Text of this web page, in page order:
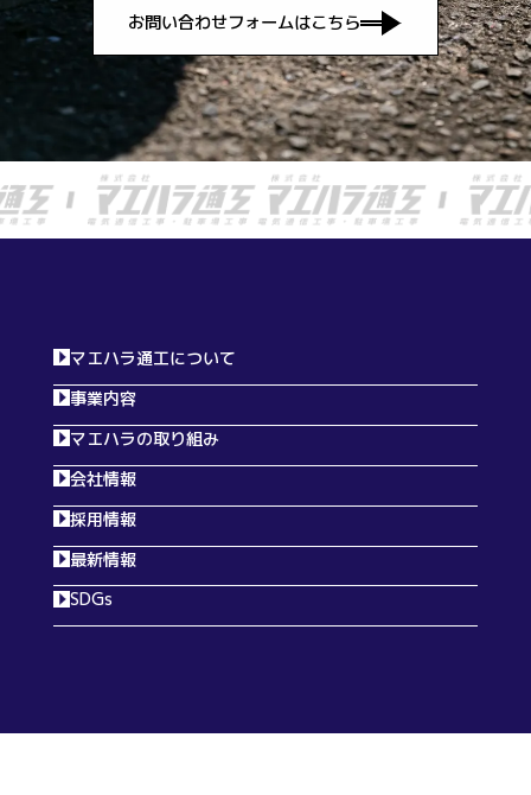
お問い合わせフォームはこちら
マエハラ通工について
事業内容
マエハラの取り組み
会社情報
採用情報
最新情報
SDGs